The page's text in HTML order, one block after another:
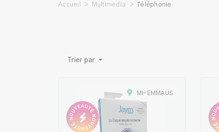
Accueil > Multimedia > Téléphonie
Trier par
MI-EMMAÜS